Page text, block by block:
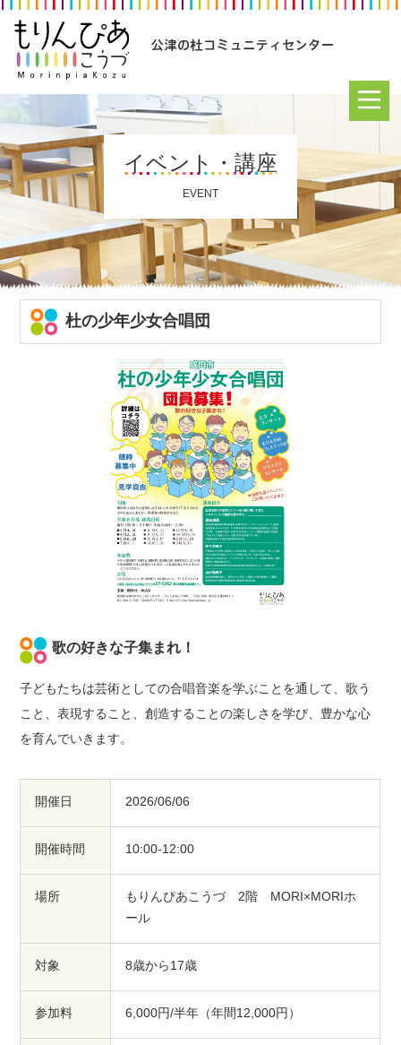
イベント・講座
EVENT
杜の少年少女合唱団
歌の好きな子集まれ！
子どもたちは芸術としての合唱音楽を学ぶことを通して、歌う
こと、表現すること、創造することの楽しさを学び、豊かな心
を育んでいきます。
開催日 2026/06/06
開催時間 10:00-12:00
場所
もりんぴあこうづ 2階 MORI×MORIホ
ール
対象 8歳から17歳
参加料 6,000円/半年（年間12,000円）